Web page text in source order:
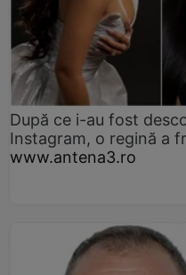
După ce i-au fost
Instagram, o regină a
www.antena3.ro